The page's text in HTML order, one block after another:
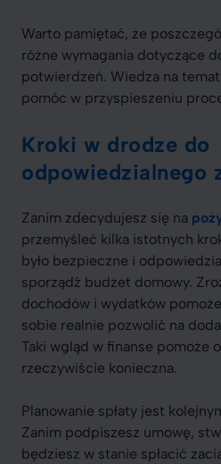
Warto pamiętać, że
różne wymagania dotyczące
potwierdzeń. Wiedza na
pomóc w przyspieszeniu
Kroki w drodze do
odpowiedzialnego
Zanim zdecydujesz się na
przemyśleć kilka istotnych
było bezpieczne i
sporządź budżet domowy.
dochodów i wydatków
sobie realnie pozwolić na
Taki wgląd w finanse pomoże
rzeczywiście konieczna.
Planowanie spłaty jest
Zanim podpiszesz umowę,
będziesz w stanie spłacić